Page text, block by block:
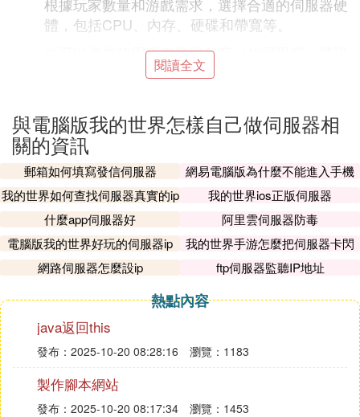
體，包括CPU、內存、硬碟和帶寬等。
也可以考慮使用雲服務提供商（如阿里雲、騰訊
雲等）提供的伺服器實例，便於管理和擴展。
安裝Java：
《我的世界》伺服器基於Java運行，因此需要
確保伺服器上已安裝Java環境。
下載並安裝伺服器軟體
從《我的世界》官方網站或相關社區下載最新版
本的伺服器軟體。
ecraft_server」。
配置伺服器文件
編輯「server.properties」文件，根據需求調整
伺服器設置，如游戲模式、難度、最大玩家數
等。
閱讀全文
與電腦版我的世界怎樣自己做伺服器相
關的資訊
郵箱如何填寫發信伺服器
網易電腦版為什麼不能進入手機
伺服器
我的世界如何查找伺服器真實的ip
我的世界ios正版伺服器
什麼app伺服器好
阿里雲伺服器防毒
電腦版我的世界好玩的伺服器ip
我的世界手游怎麼把伺服器卡閃
退
網路伺服器怎麼設ip ftp伺服器監聽IP地址
熱點內容
java返回this
發布：2025-10-20 08:28:16 瀏覽：1183
製作腳本網站
發布：2025-10-20 08:17:34 瀏覽：1453